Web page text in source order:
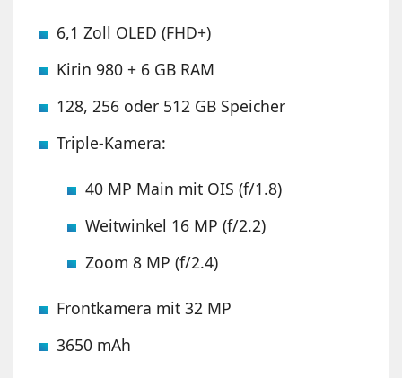
6,1 Zoll OLED (FHD+)
Kirin 980 + 6 GB RAM
128, 256 oder 512 GB Speicher
Triple-Kamera:
40 MP Main mit OIS (f/1.8)
Weitwinkel 16 MP (f/2.2)
Zoom 8 MP (f/2.4)
Frontkamera mit 32 MP
3650 mAh